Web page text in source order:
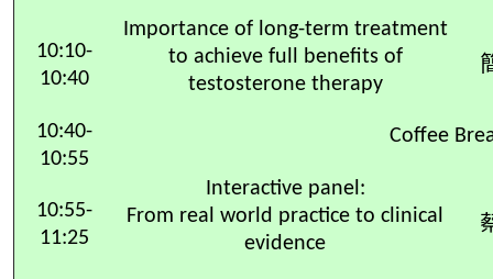
10:10-
10:40
Importance of long-term treatment
to achieve full benefits of
testosterone therapy
10:40-
10:55
Coffee
10:55-
11:25
Interactive panel:
From real world practice to clinical
evidence